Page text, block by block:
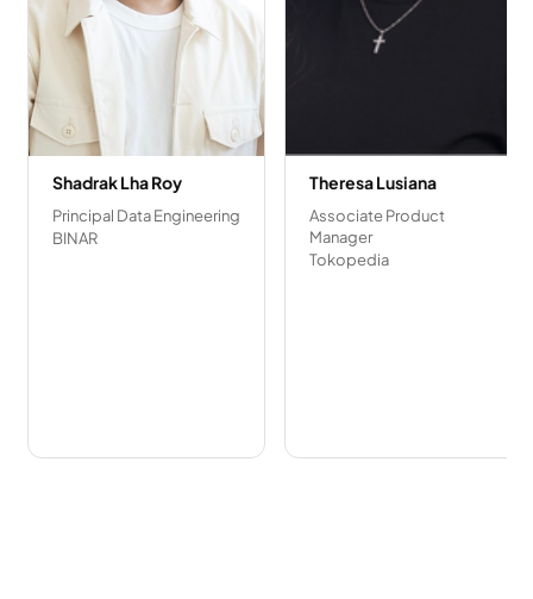
Shadrak Lha Roy
Principal Data Engineering
BINAR
Theresa Lusiana
Associate Product
Manager
Tokopedia